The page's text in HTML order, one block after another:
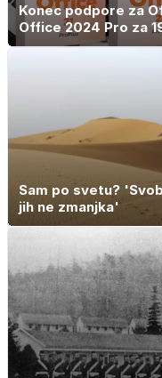
Konec podpore za
Office 2024 Pro za
Sam po svetu?
jih ne zmanjka'